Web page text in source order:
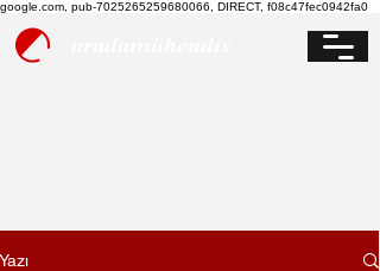
google.com, pub-7025265259680066, DIRECT, f08c47fec0942fa0
Yazı